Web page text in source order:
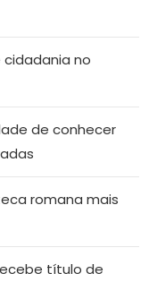
no
de conhecer
romana mais
título de